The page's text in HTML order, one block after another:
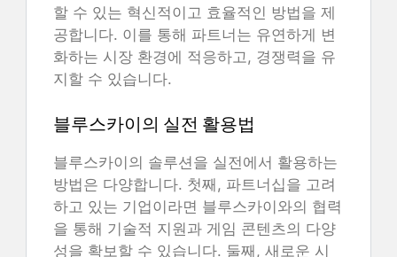
할 수 있는 혁신적이고 효율적인 방법을 제
공합니다. 이를 통해 파트너는 유연하게 변
화하는 시장 환경에 적응하고, 경쟁력을 유
지할 수 있습니다.
블루스카이의 실전 활용법
블루스카이의 솔루션을 실전에서 활용하는
방법은 다양합니다. 첫째, 파트너십을 고려
하고 있는 기업이라면 블루스카이와의 협력
을 통해 기술적 지원과 게임 콘텐츠의 다양
성을 확보할 수 있습니다. 둘째, 새로운 시